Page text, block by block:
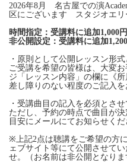
2026年8月 名古屋での演
区にございます スタジオエリ
時間指定：受講料に追加1,000
非公開設定：受講料に追加
・原則として公開レッスン形式
ご受講を希望の皆様は、大変
ジ「レッスン内容」の欄に《
差し障りのない程度のご記入を
・受講曲目の記入を必須とさせ
ただし、予約の時点で曲目が
目安にメールにてお知らせくだ
※上記2点は聴講をご希望の方
ェブサイト等にて公開させて
せ。（お名前は非公開となりま